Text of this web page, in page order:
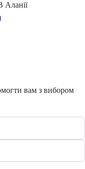
Аланії
вам з вибором